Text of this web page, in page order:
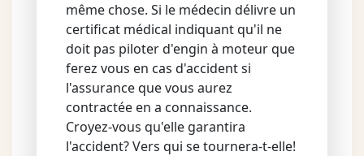
même chose. Si le médecin délivre un
certificat médical indiquant qu'il ne
doit pas piloter d'engin à moteur que
ferez vous en cas d'accident si
l'assurance que vous aurez
contractée en a connaissance.
Croyez-vous qu'elle garantira
l'accident? Vers qui se tournera-t-elle!